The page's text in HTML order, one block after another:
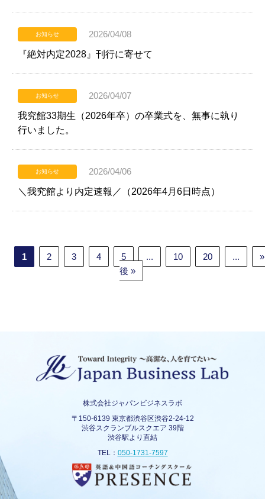
お知らせ
2026/04/08
『絶対内定2028』刊行に寄せて
お知らせ
2026/04/07
我究館33期生（2026年卒）の卒業式を、無事に執り
行いました。
お知らせ
2026/04/06
＼我究館より内定速報／（2026年4月6日時点）
1 2 3 4 5 ... 10 20 ...
»
後 »
株式会社ジャパンビジネスラボ
〒150-6139 東京都渋谷区渋谷2-24-12
渋谷スクランブルスクエア 39階
渋谷駅より直結
TEL： 050-1731-7597